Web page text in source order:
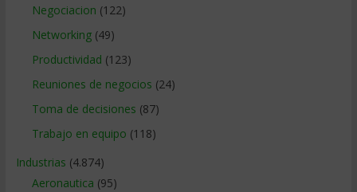
Negociacion (122)
Networking(49)
Productividad (123)
Reuniones de negocios (24)
Toma de decisiones (87)
Trabajo en equipo (118)
Industrias (4.874)
Aeronautica (95)